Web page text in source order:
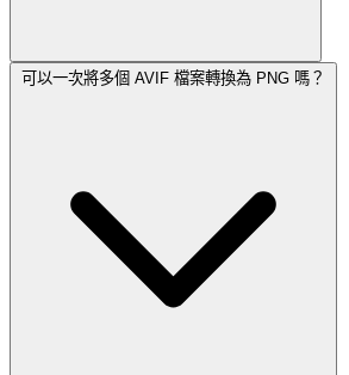
可以一次將多個 AVIF 檔案轉換為 PNG 嗎？